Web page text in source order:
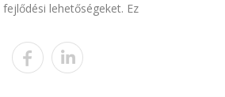
lehetőségeket. Ez